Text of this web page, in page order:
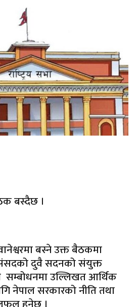
बस्दैछ ।
बस्ने उक्त बैठकमा
संसदको दुवै सदनको संयुक्त
उल्लिखत आर्थिक
नेपाल सरकारको नीति तथा